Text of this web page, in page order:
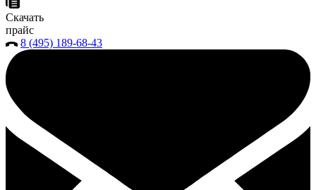
Скачать
прайс
8 (495) 189-68-43